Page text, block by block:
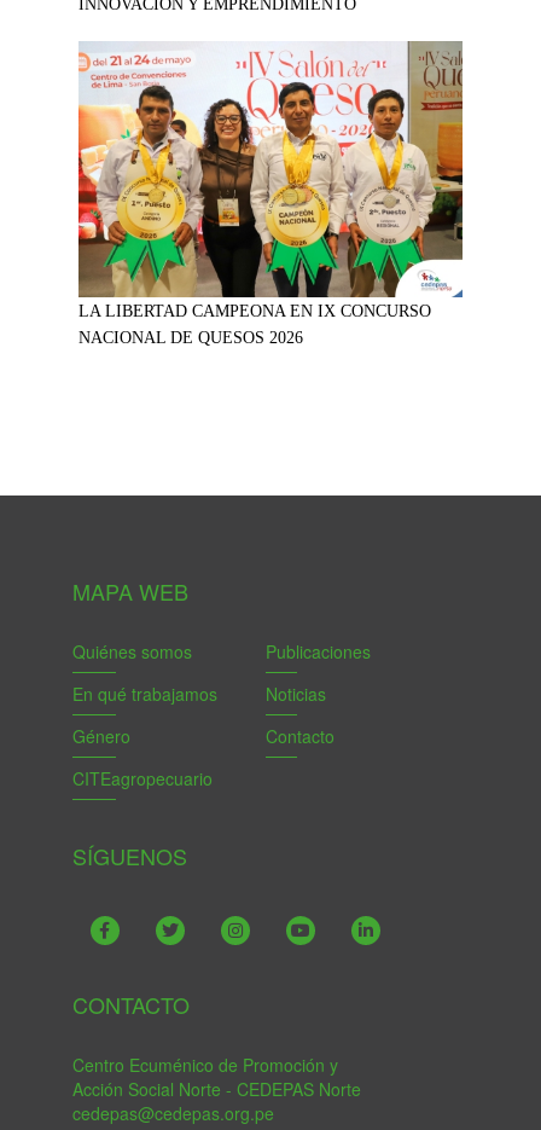
INNOVACIÓN Y EMPRENDIMIENTO
LA LIBERTAD CAMPEONA EN IX CONCURSO
NACIONAL DE QUESOS 2026
MAPA WEB
Quiénes somos
En qué trabajamos
Género
CITEagropecuario
Publicaciones
Noticias
Contacto
SÍGUENOS
CONTACTO
Centro Ecuménico de Promoción y
Acción Social Norte - CEDEPAS Norte
cedepas@cedepas.org.pe